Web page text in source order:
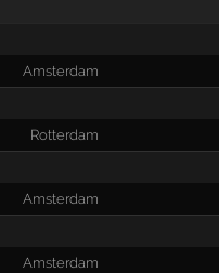
Amsterdam
Rotterdam
Amsterdam
Amsterdam